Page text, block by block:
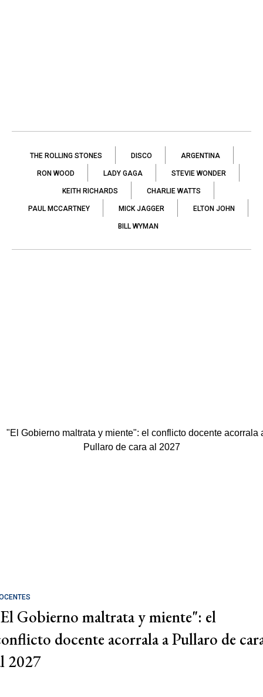
THE ROLLING STONES DISCO ARGENTINA
RON WOOD LADY GAGA STEVIE WONDER
KEITH RICHARDS CHARLIE WATTS
PAUL MCCARTNEY MICK JAGGER ELTON JOHN
BILL WYMAN
Gobierno maltrata y miente": el
docente acorrala a Pullaro de
2027